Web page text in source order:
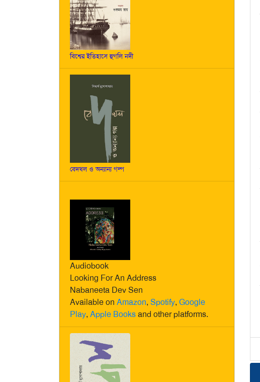
বিশ্বের ইতিহাসে হুগলি নদী
বেদখল ও অন্যান্য গল্প
Audiobook
Looking For An Address
Nabaneeta Dev Sen
Available on Amazon, Spotify, Google
Play, Apple Booksand other platforms.